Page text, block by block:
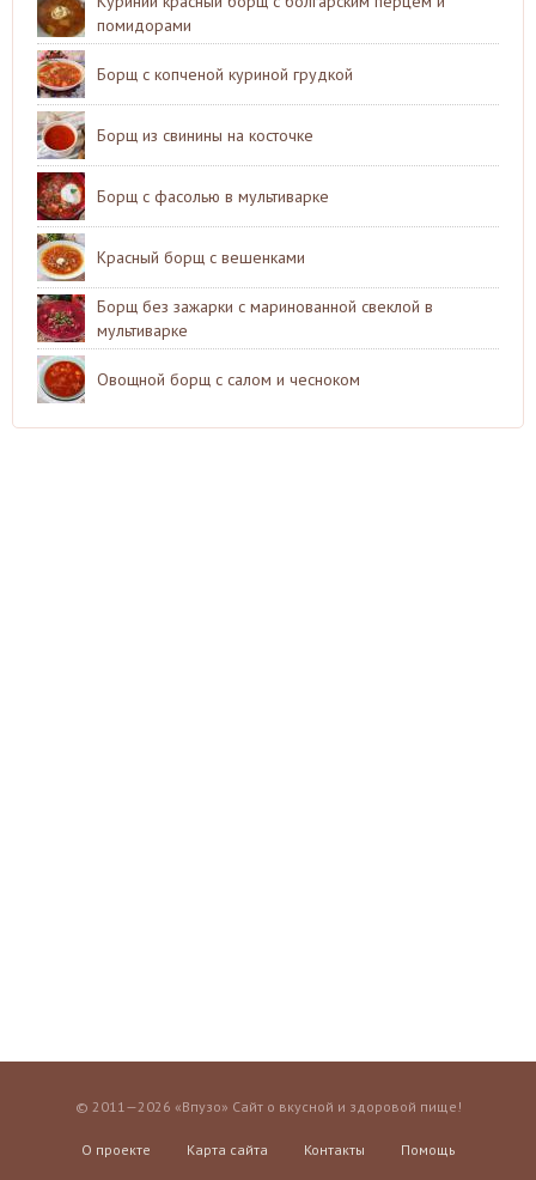
помидорами
Борщ с копченой куриной грудкой
Борщ из свинины на косточке
Борщ с фасолью в мультиварке
Красный борщ с вешенками
Борщ без зажарки с маринованной свеклой в
мультиварке
Овощной борщ с салом и чесноком
© 2011—2026 «Впузо» Сайт о вкусной и здоровой пище!
О проекте Карта сайта Контакты Помощь